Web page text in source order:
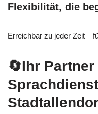
Flexibilität, die
Erreichbar zu jeder Zeit –
🔄Ihr